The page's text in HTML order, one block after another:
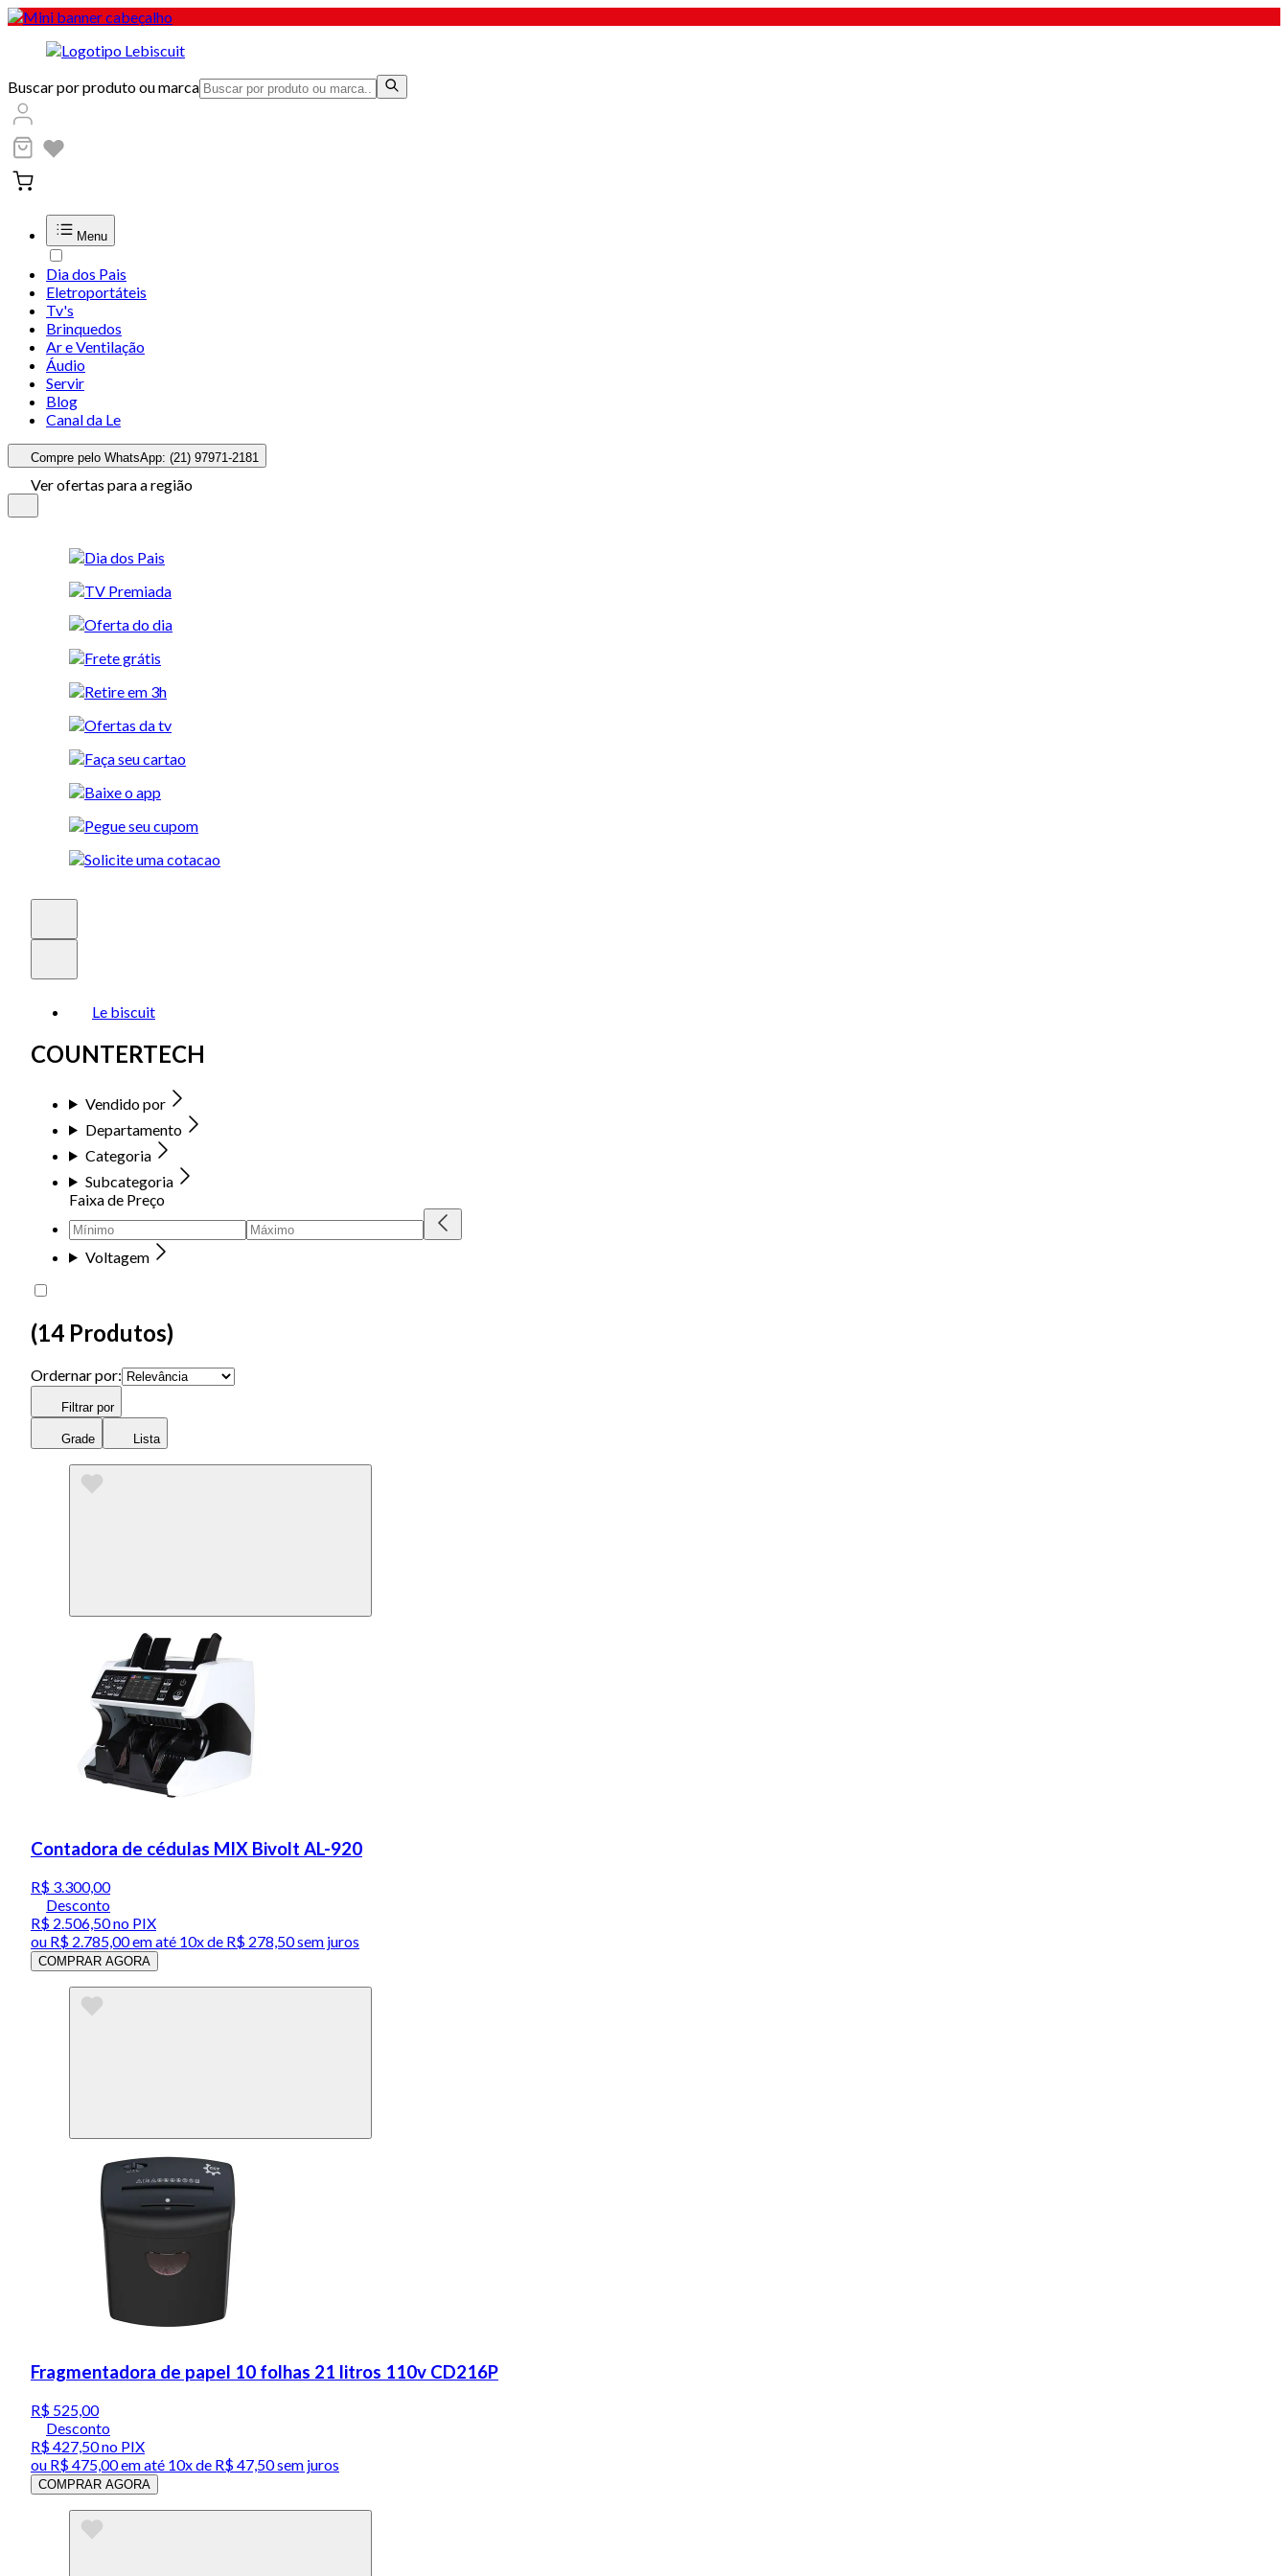
Buscar por produto ou marca
Menu
Dia dos Pais
Eletroportáteis
Tv's
Brinquedos
Ar e Ventilação
Áudio
Servir
Blog
Canal da Le
Compre pelo WhatsApp: (21) 97971-2181
Ver ofertas para a região
Le biscuit
COUNTERTECH
Vendido por
Departamento
Categoria
Subcategoria
Faixa de Preço
Voltagem
(14 Produtos)
Ordernar por:
Filtrar por
Grade Lista
Contadora de cédulas MIX Bivolt AL-920
R$ 3.300,00
Desconto
R$ 2.506,50no PIX
ou R$ 2.785,00em até 10x de R$ 278,50 sem juros
COMPRAR AGORA
Fragmentadora de papel 10 folhas 21 litros 110v CD216P
R$ 525,00
Desconto
R$ 427,50no PIX
ou R$ 475,00em até 10x de R$ 47,50 sem juros
COMPRAR AGORA